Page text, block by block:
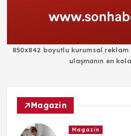
850x842 boyutlu kurumsal
ulaşmanın en
Magazin
Magazin